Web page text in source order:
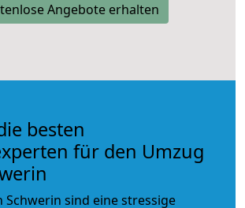
Angebote erhalten
besten
für den Umzug
Schwerin sind eine stressige